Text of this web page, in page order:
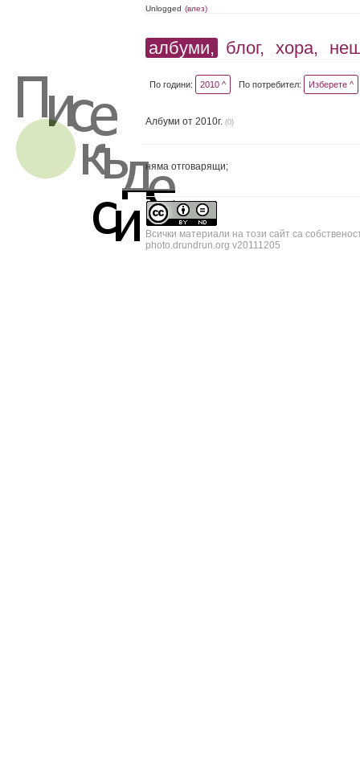
Unlogged (влез)
албуми, блог, хора,
По години: 2010 ^ По потребител: Изберете ^
Албуми от 2010г. (0)
няма отговарящи;
Всички материали на този сайт са
photo.drundrun.org v20111205